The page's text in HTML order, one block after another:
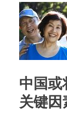
中国或
关键因